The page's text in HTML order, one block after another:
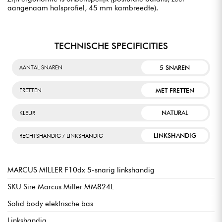
aangenaam halsprofiel, 45 mm kambreedte).
TECHNISCHE SPECIFICITIES
AANTAL SNAREN 5 SNAREN
FRETTEN MET FRETTEN
KLEUR NATURAL
RECHTSHANDIG / LINKSHANDIG LINKSHANDIG
MARCUS MILLER F10dx 5-snarig linkshandig
SKU Sire Marcus Miller MM824L
Solid body elektrische bas